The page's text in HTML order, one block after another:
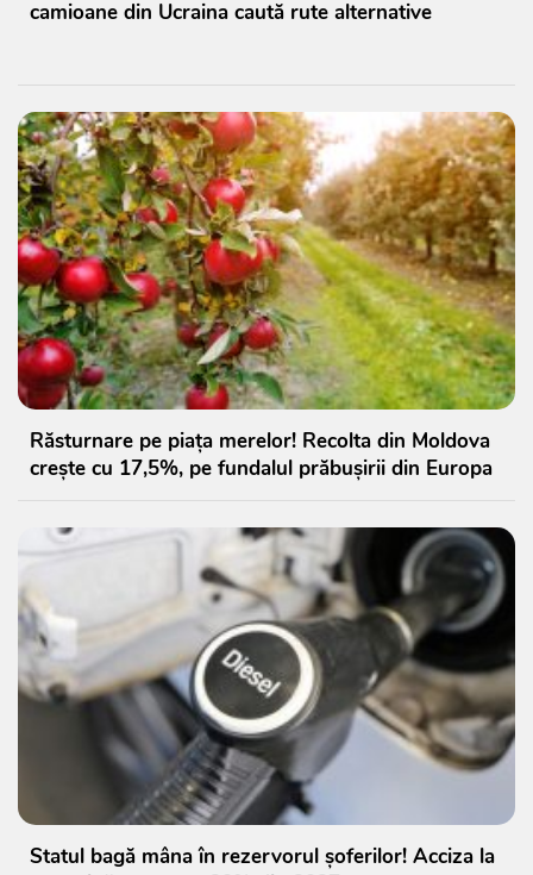
camioane din Ucraina caută rute alternative
Răsturnare pe piața merelor! Recolta din Moldova
crește cu 17,5%, pe fundalul prăbușirii din Europa
Statul bagă mâna în rezervorul șoferilor! Acciza la